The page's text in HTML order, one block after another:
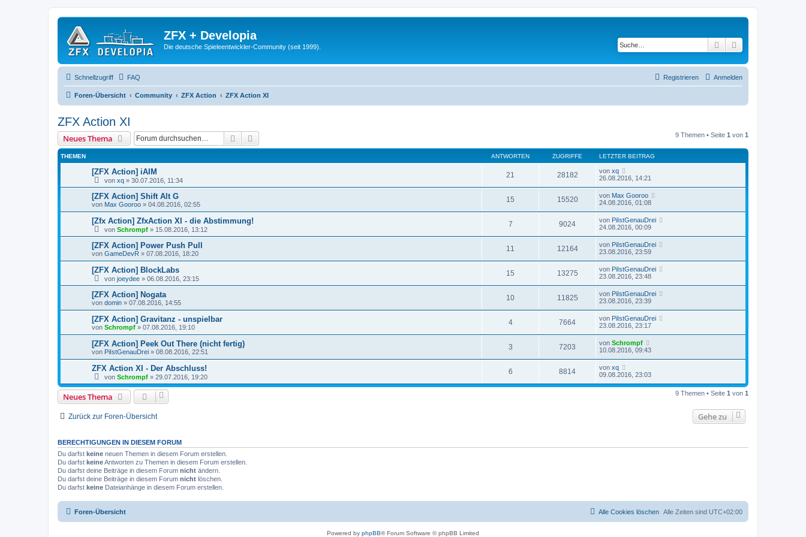
ZFX + Developia
Die deutsche Spieleentwickler-Community (seit 1999). Suche
Schnellzugriff FAQ Anmelden
Registrieren
Foren-Übersicht Community ZFX Action ZFX Action XI
ZFX Action XI
Neues Thema Suche 9 Themen • Seite 1 von 1
THEMEN ANTWORTEN ZUGRIFFE LETZTER BEITRAG
[ZFX Action] iAIM
von xq » 30.07.2016, 11:34
21 28182 von xq
26.08.2016, 14:21
[ZFX Action] Shift Alt G
von Max Gooroo » 04.08.2016, 02:55
15 15520 von Max Gooroo
24.08.2016, 01:08
[Zfx Action] ZfxAction XI - die Abstimmung!
von Schrompf » 15.08.2016, 13:12
7 9024 von PiIstGenauDrei
24.08.2016, 00:09
[ZFX Action] Power Push Pull
von GameDevR » 07.08.2016, 18:20
11 12164 von PiIstGenauDrei
23.08.2016, 23:59
[ZFX Action] BlockLabs
von joeydee » 06.08.2016, 23:15
15 13275 von PiIstGenauDrei
23.08.2016, 23:48
[ZFX Action] Nogata
von domin » 07.08.2016, 14:55
10 11825 von PiIstGenauDrei
23.08.2016, 23:39
[ZFX Action] Gravitanz - unspielbar
von Schrompf » 07.08.2016, 19:10
4 7664 von PiIstGenauDrei
23.08.2016, 23:17
[ZFX Action] Peek Out There (nicht fertig)
von PiIstGenauDrei » 08.08.2016, 22:51
3 7203 von Schrompf
10.08.2016, 09:43
ZFX Action XI - Der Abschluss!
von Schrompf » 29.07.2016, 19:20
6 8814 von xq
09.08.2016, 23:03
Neues Thema 9 Themen • Seite 1 von 1
Zurück zur Foren-Übersicht Gehe zu
BERECHTIGUNGEN IN DIESEM FORUM
Du darfst keine neuen Themen in diesem Forum erstellen.
Du darfst keineAntworten zu Themen in diesem Forum erstellen.
Du darfst deine Beiträge in diesem Forum nicht ändern.
Du darfst deine Beiträge in diesem Forum nicht löschen.
Du darfst keine Dateianhänge in diesem Forum erstellen.
Foren-Übersicht Alle Zeiten sind UTC+02:00
Alle Cookies löschen
Powered by phpBB® Forum Software © phpBB Limited